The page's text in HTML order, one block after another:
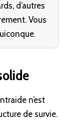
d’autres
Vous
n’est
de survie.